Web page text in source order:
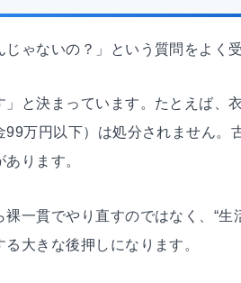
じゃないの？」という質問をよく
と決まっています。たとえば、
万円以下）は処分されません。
ります。
一貫でやり直すのではなく、“
大きな後押しになります。